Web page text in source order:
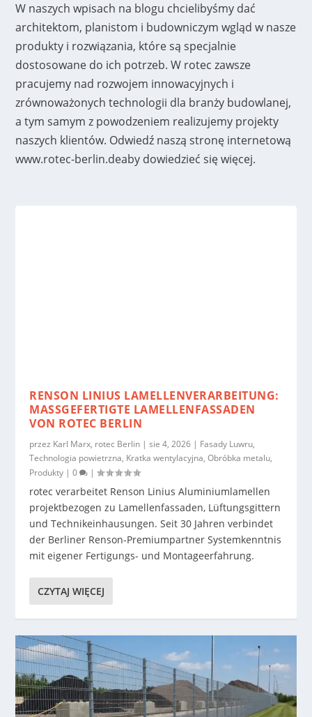
LICHTKUPPELN FÜR FLACHDÄCHER ONLINE
KONFIGURIEREN UND VERGLEICHEN...
STRECKMETALLFASSADEN (2026) PLANUNG,
MONTAGE, KOSTEN UND PRAXISWISSEN
VON ROTEC...
NATO DRAHT (2026) AUSZIEHLÄNGE,
MONTAGE UND AUSSCHREIBUNG IN DER
PRAXIS...
LASERSCHNEIDEN IN BERLIN (2026) –
PRÄZISE LASERZUSCHNITTE VON ROTEC...
KRATY POMOSTOWE GRP W SEKTORZE
KOLEJOWYM
3200 METRÓW KWADRATOWYCH
ALUMINIOWEJ KRATY ROTEC DO
PODWIESZANIA SUFITÓW: ATRAKCJA NA
TARGACH STUTTGART 21...
KOŁOWROTKI TRENINGOWE Z DRUTU NATO:
BEZPIECZNY TRENING I SKUTECZNE
ODSTRASZANIE W SZKOLENIACH
WOJSKOWYCH I POLICYJNYCH....
ŚCIANA ŻALUZJOWA ROTEC CLIMATE
ENCLOSURE WE FRANKFURCIE Z
IMPONUJĄCĄ PANORAMĄ...
W naszych wpisach na blogu chcielibyśmy dać
architektom, planistom i budowniczym wgląd w nasze
produkty i rozwiązania, które są specjalnie
dostosowane do ich potrzeb. W rotec zawsze
pracujemy nad rozwojem innowacyjnych i
zrównoważonych technologii dla branży budowlanej,
a tym samym z powodzeniem realizujemy projekty
naszych klientów. Odwiedź naszą stronę internetową
www.rotec-berlin.deaby dowiedzieć się więcej.
RENSON LINIUS LAMELLENVERARBEITUNG:
MASSGEFERTIGTE LAMELLENFASSADEN V
ON ROTEC BERLIN
przez Karl Marx, rotec Berlin |sie 4, 2026 | Fasady Luwru,
Technologia powietrzna, Kratka wentylacyjna,Obróbka metalu,
Produkty |0 |
rotec verarbeitet Renson Linius Aluminiumlamellen
projektbezogen zu Lamellenfassaden, Lüftungsgittern
und Technikeinhausungen. Seit 30 Jahren verbindet
der Berliner Renson-Premiumpartner Systemkenntnis
mit eigener Fertigungs- und Montageerfahrung.
CZYTAJ WIĘCEJ